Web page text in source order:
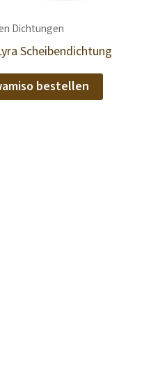
Dichtungen
Scheibendichtung
bestellen